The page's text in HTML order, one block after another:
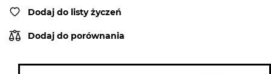
Dodaj do listy życzeń
Dodaj do porównania